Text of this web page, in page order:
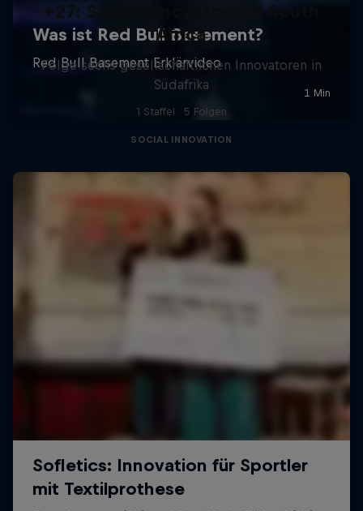
+27: Social Innovators of South
Africa
Folge sechs gesellschaftlichen Innovatoren in
Südafrika
1 Staffel · 5 Folgen
SOCIAL INNOVATION